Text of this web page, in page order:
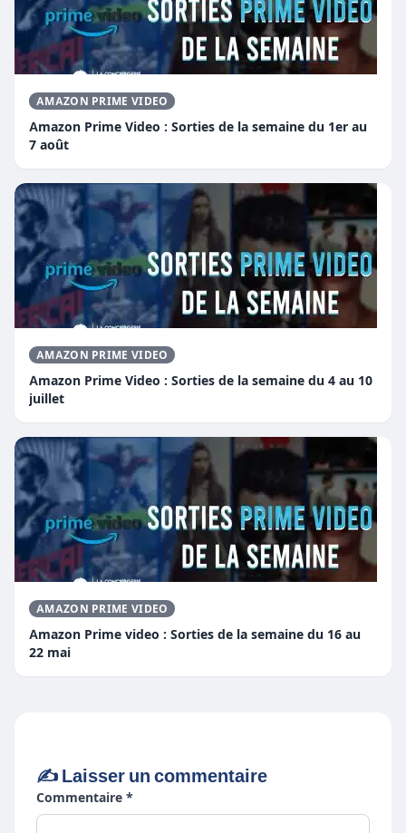
AMAZON PRIME VIDEO
Amazon Prime Video : Sorties de la semaine du 1er au
7 août
AMAZON PRIME VIDEO
Amazon Prime Video : Sorties de la semaine du 4 au 10
juillet
AMAZON PRIME VIDEO
Amazon Prime video : Sorties de la semaine du 16 au
22 mai
✍️ Laisser un commentaire
Commentaire *